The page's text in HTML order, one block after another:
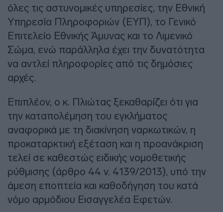
όλες τις αστυνομικές υπηρεσίες, την Εθνική
Υπηρεσία Πληροφοριών (ΕΥΠ), το Γενικό
Επιτελείο Εθνικής Άμυνας και το Λιμενικό
Σώμα, ενώ παράλληλα έχει την δυνατότητα
να αντλεί πληροφορίες από τις δημόσιες
αρχές.
Επιπλέον, ο κ. Πλιώτας ξεκαθαρίζει ότι για
την καταπολέμηση του εγκλήματος
αναφορικά με τη διακίνηση ναρκωτικών, η
προκαταρκτική εξέταση και η προανάκριση
τελεί σε καθεστώς ειδικής νομοθετικής
ρύθμισης (άρθρο 44 ν. 4139/2013), υπό την
άμεση εποπτεία και καθοδήγηση του κατά
νόμο αρμόδιου Εισαγγελέα Εφετών.